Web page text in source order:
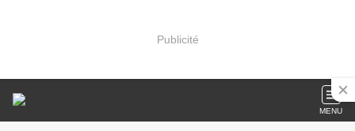
Publicité
MENU